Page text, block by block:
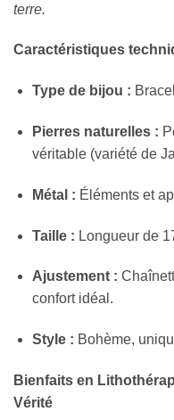
terre.
Caractéristiques
Type de bijou :
Pierres naturelles :
véritable (variété de
Métal : Éléments et
Taille : Longueur de
Ajustement :
confort idéal.
Style : Bohème,
Bienfaits en
Vérité